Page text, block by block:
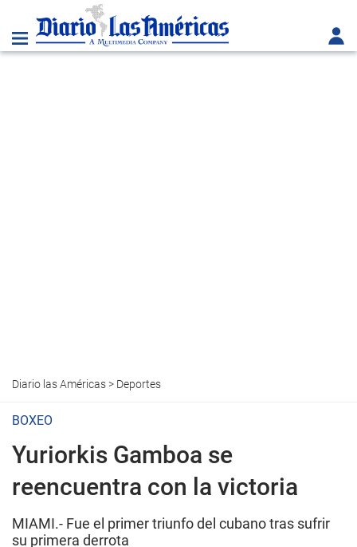
Diario las Américas> Deportes
BOXEO
Yuriorkis Gamboa se
reencuentra con la victoria
MIAMI.- Fue el primer triunfo del cubano tras sufrir
su primera derrota